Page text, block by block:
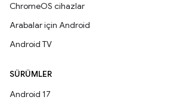
ChromeOS cihazlar
Arabalar için Android
Android TV
SÜRÜMLER
Android 17